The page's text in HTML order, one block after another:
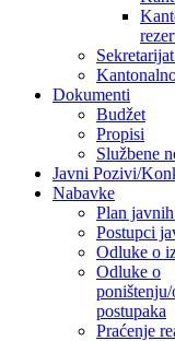
Dokumenti
Budžet
Propisi
Službene
Javni Pozivi/
Nabavke
Plan
Postupci
Odluke o
Odluke o
postupaka
Praćenje